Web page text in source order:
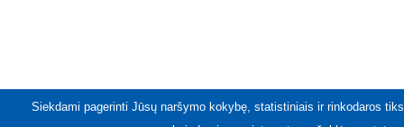
Siekdami pagerinti Jūsų naršymo kokybę, statistiniais ir rinkodaros